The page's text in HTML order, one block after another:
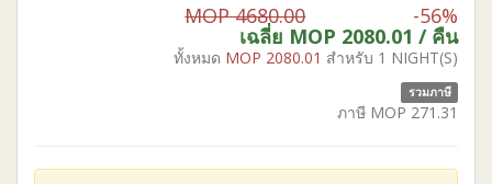
MOP 4680.00 -56%
เฉลี่ย MOP 2080.01 / คืน
ทั้งหมด MOP 2080.01 สำหรับ 1 NIGHT(S)
รวมภาษี
ภาษี MOP 271.31